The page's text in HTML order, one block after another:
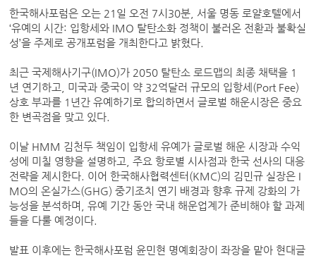
한국해사포럼은 오는 21일 오전 7시30분, 서울 명동 로얄호텔에서
‘유예의 시간: 입항세와 IMO 탈탄소화 정책이 불러온 전환과 불확실
성’을 주제로 공개포럼을 개최한다고 밝혔다.
최근 국제해사기구(IMO)가 2050 탈탄소 로드맵의 최종 채택을 1
년 연기하고, 미국과 중국이 약 32억달러 규모의 입항세(Port Fee)
상호 부과를 1년간 유예하기로 합의하면서 글로벌 해운시장은 중요
한 변곡점을 맞고 있다.
이날 HMM 김천두 책임이 입항세 유예가 글로벌 해운 시장과 수익
성에 미칠 영향을 설명하고, 주요 항로별 시사점과 한국 선사의 대응
전략을 제시한다. 이어 한국해사협력센터(KMC)의 김민규 실장은 I
MO의 온실가스(GHG) 중기조치 연기 배경과 향후 규제 강화의 가
능성을 분석하며, 유예 기간 동안 국내 해운업계가 준비해야 할 과제
들을 다룰 예정이다.
발표 이후에는 한국해사포럼 윤민현 명예회장이 좌장을 맡아 현대글